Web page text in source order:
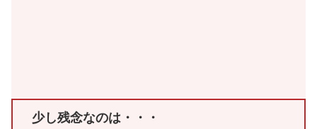
少し残念なのは・・・